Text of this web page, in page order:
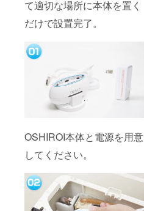
て適切な場所に本体を置く
だけで設置完了。
OSHIROI本体と電源を用意
してください。